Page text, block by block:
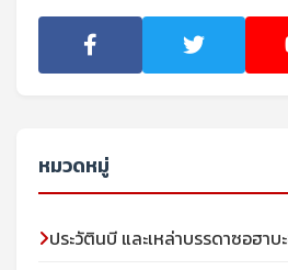
หมวดหมู่
ประวัตินบี และเหล่าบรรดาซอฮาบ